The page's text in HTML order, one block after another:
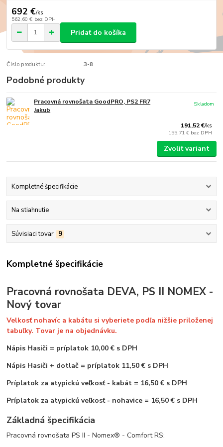
692 €/ks
562,60 € bez DPH
Pridať do košíka
Číslo produktu: 3-8
Podobné produkty
Pracovná rovnošata GoodPRO, PS2 FR7
Jakub
191,52 €/ks
155,71 € bez DPH
Skladom
Zvoliť variant
Kompletné špecifikácie
Na stiahnutie
Súvisiaci tovar 9
Kompletné špecifikácie
Pracovná rovnošata DEVA, PS II NOMEX -
Nový tovar
Velkosť nohavíc a kabátu si vyberiete podľa nižšie priloženej
tabuľky. Tovar je na objednávku.
Nápis Hasiči = príplatok 10,00 € s DPH
Nápis Hasiči + dotlač = príplatok 11,50 € s DPH
Príplatok za atypickú veľkosť - kabát = 16,50 € s DPH
Príplatok za atypickú veľkosť - nohavice = 16,50 € s DPH
Základná špecifikácia
Pracovná rovnošata PS II - Nomex® - Comfort RS: